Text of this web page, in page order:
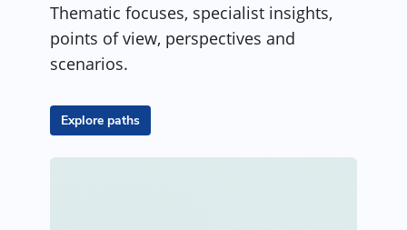
Thematic focuses, specialist insights,
points of view, perspectives and
scenarios.
Explore paths